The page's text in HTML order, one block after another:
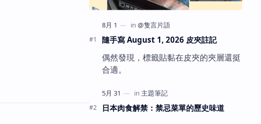
隨手寫 August 1, 2026 皮夾註記
偶然發現，標籤貼黏在皮夾的夾層還挺
合適。
日本肉食解禁：禁忌菜單的歷史味道